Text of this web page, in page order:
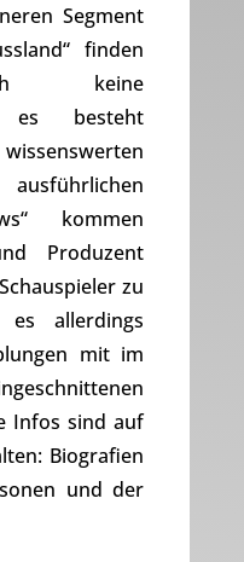
Segment
finden
keine
es besteht
kommen
Produzent
zu
allerdings
mit im
Infos sind auf
Biografien
und der